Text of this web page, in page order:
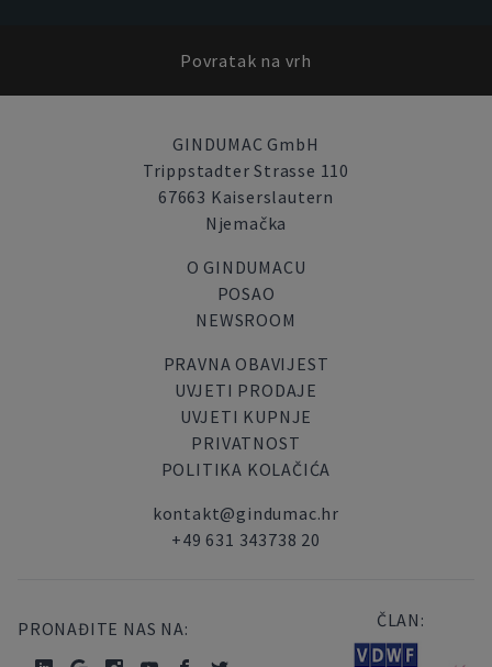
Povratak na vrh
GINDUMAC GmbH
Trippstadter Strasse 110
67663 Kaiserslautern
Njemačka
O GINDUMACU
POSAO
NEWSROOM
PRAVNA OBAVIJEST
UVJETI PRODAJE
UVJETI KUPNJE
PRIVATNOST
POLITIKA KOLAČIĆA
kontakt@gindumac.hr
+49 631 343738 20
PRONAĐITE NAS NA: ČLAN: